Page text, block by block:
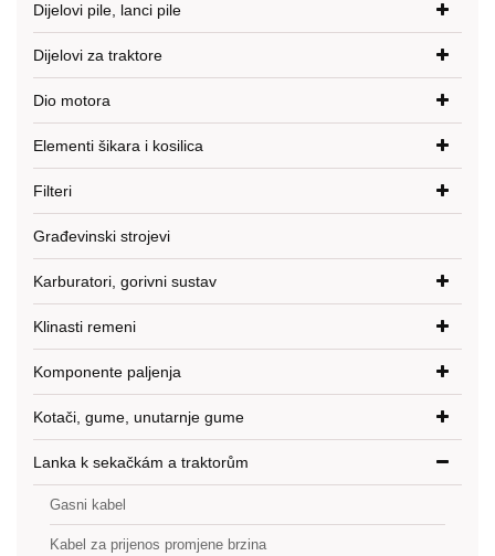
Dijelovi pile, lanci pile
Dijelovi za traktore
Dio motora
Elementi šikara i kosilica
Filteri
Građevinski strojevi
Karburatori, gorivni sustav
Klinasti remeni
Komponente paljenja
Kotači, gume, unutarnje gume
Lanka k sekačkám a traktorům
Gasni kabel
Kabel za prijenos promjene brzina